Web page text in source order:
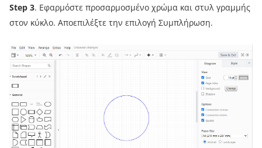
Step 3. Εφαρμόστε προσαρμοσμένο χρώμα και στυλ γραμμής
στον κύκλο. Αποεπιλέξτε την επιλογή Συμπλήρωση.